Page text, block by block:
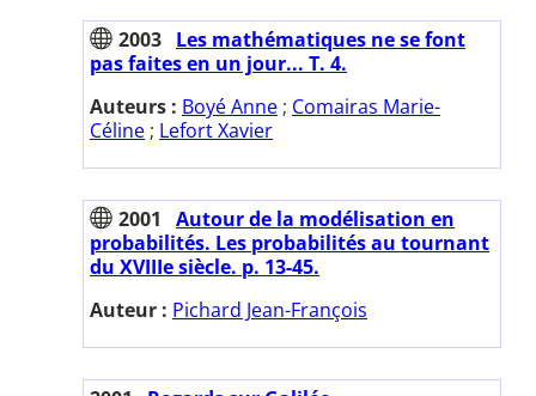
2003 Les mathématiques ne se font
pas faites en un jour... T. 4.
Auteurs : Boyé Anne ; Comairas Marie-
Céline ; Lefort Xavier
2001
Autour de la modélisation en
probabilités. Les probabilités au tournant
du XVIIIe siècle. p. 13-45.
Auteur : Pichard Jean-François